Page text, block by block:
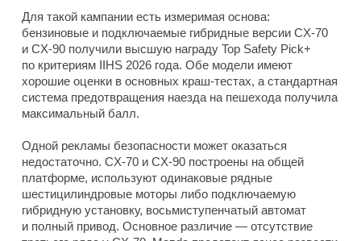
Для такой кампании есть измеримая основа:
бензиновые и подключаемые гибридные версии CX-70
и CX-90 получили высшую награду Top Safety Pick+
по критериям IIHS 2026 года. Обе модели имеют
хорошие оценки в основных краш-тестах, а стандартная
система предотвращения наезда на пешехода получила
максимальный балл.
Одной рекламы безопасности может оказаться
недостаточно. CX-70 и CX-90 построены на общей
платформе, используют одинаковые рядные
шестицилиндровые моторы либо подключаемую
гибридную установку, восьмиступенчатый автомат
и полный привод. Основное различие — отсутствие